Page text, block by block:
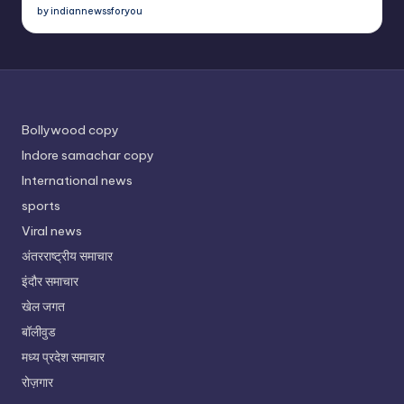
by indiannewssforyou
Bollywood copy
Indore samachar copy
International news
sports
Viral news
अंतरराष्ट्रीय समाचार
इंदौर समाचार
खेल जगत
बॉलीवुड
मध्य प्रदेश समाचार
रोज़गार